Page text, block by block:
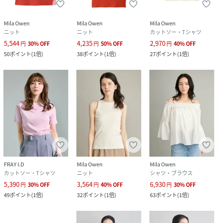
伸縮性：あり
※照明の関係により、実際よりも色味が違って見える場合が
あります。
と画像のカラーが異なる場合もございます。予めご了承くだ
さい。
商品の色味は、商品単品画像をご参照下さい。
※商品画像はサンプルのため、色味やサイズ等の仕様に変更
がある場合がございますので、予めご了承ください。
性別タイプ レディース
原産国 中国
素材
表地:綿100%/リブ部分:綿90%,ポリウレタン
10%
Mila Owen
ニット
5,544円 30%OFF
50ポイント(1倍)
Mila Owen
ニット
4,235円 50%OFF
38ポイント(1倍)
Mila Owen
カットソー・Tシャツ
2,970円 40%OFF
27ポイント(1倍)
FRAY I.D
カットソー・Tシャツ
5,390円 30%OFF
49ポイント(1倍)
Mila Owen
ニット
3,564円 40%OFF
32ポイント(1倍)
Mila Owen
シャツ・ブラウス
6,930円 30%OFF
63ポイント(1倍)